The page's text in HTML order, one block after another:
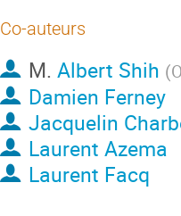
Co-auteurs
M. Albert Shih (
Damien Ferney
Jacquelin
Laurent Azema
Laurent Facq